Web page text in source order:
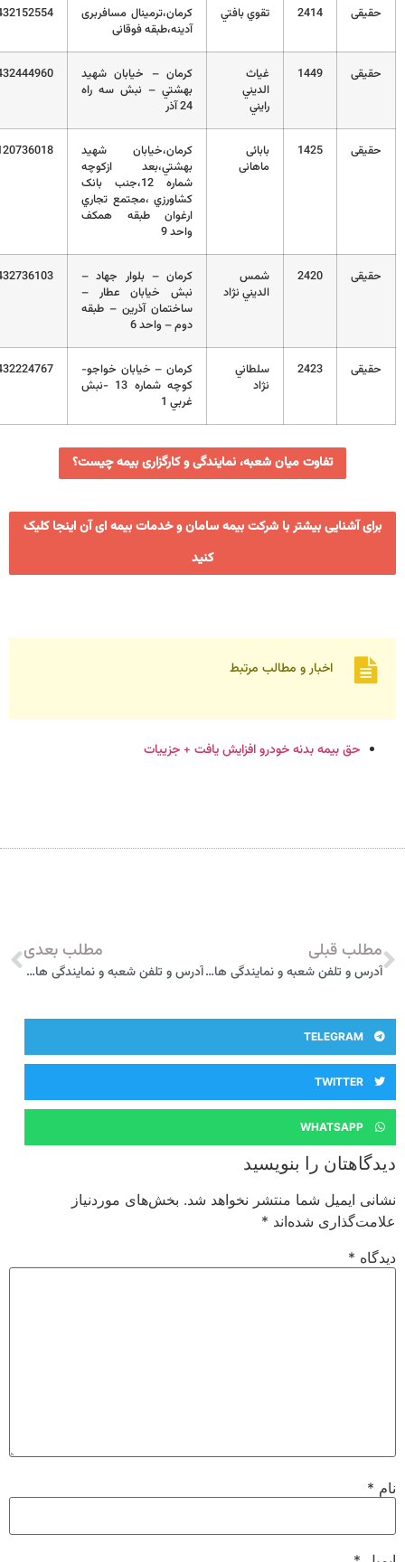
2414 تقوي بافتي
کرمان،ترمینال مسافربری
آدینه،طبقه فوقانی
03432152554
1449
غياث
کرمان – خيابان شهيد
بهشتي – نبش سه راه
03432444960
1425
بابائی
کرمان،خيابان شهيد
بهشتي،بعد ازکوچه
شماره 12،جنب بانک
کشاورزي ،مجتمع تجاري
ارغوان طبقه همکف
09120736018
2420
شمس
الديني نژاد
کرمان – بلوار جهاد –
نبش خیابان عطار –
ساختمان آذرین – طبقه
دوم – واحد 6
03432736103
2423
سلطاني
کرمان – خيابان خواجو-
کوچه شماره 13 -نبش
03432224767
تفاوت میان شعبه، نمایندگی و کارگزاری بیمه چیست؟
آشنایی بیشتر با شرکت بیمه سامان و خدمات بیمه ای آن اینجا کلیک
اخبار و مطالب مرتبط
حق بیمه بدنه خودرو افزایش یافت + جزییات
قبلی
آدرس و تلفن شعبه و نمایندگی های بیمه سامان در سیرجان
مطلب بعدی
آدرس و تلفن شعبه و نمایندگی های بیمه سامان در اسلام آباد غرب
TELEGRAM
TWITTER
WHATSAPP
را بنویسید
ایمیل شما منتشر نخواهد شد. بخش‌های موردنیاز
شده‌اند*
*